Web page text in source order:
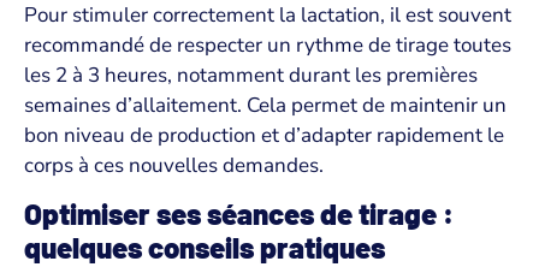
Pour stimuler correctement la lactation, il est souvent
recommandé de respecter un rythme de tirage toutes
les 2 à 3 heures, notamment durant les premières
semaines d’allaitement. Cela permet de maintenir un
bon niveau de production et d’adapter rapidement le
corps à ces nouvelles demandes.
Optimiser ses séances de tirage :
quelques conseils pratiques